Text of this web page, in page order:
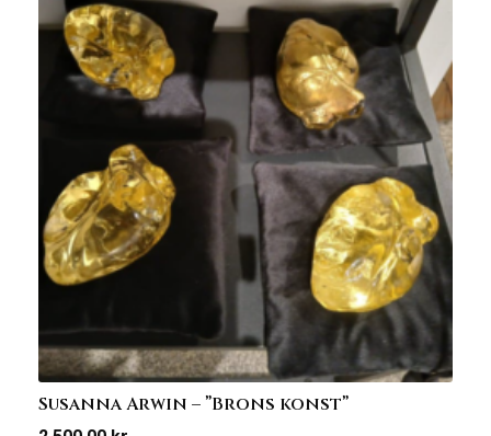
Susanna Arwin – ”Brons konst”